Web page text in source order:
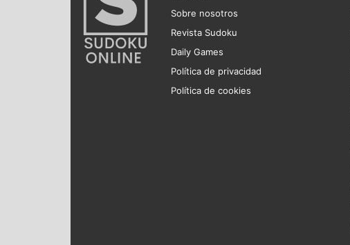
Sobre nosotros
Revista Sudoku
Daily Games
Política de privacidad
Política de cookies